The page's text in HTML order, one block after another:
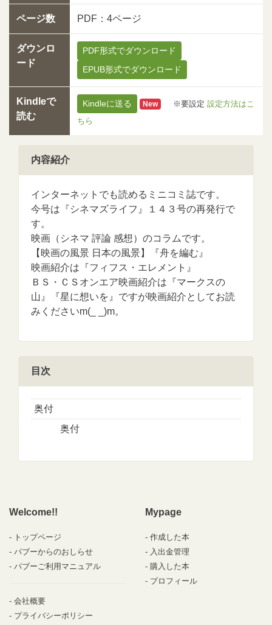
ページ数 PDF：4ページ
ダウンロ
ード
PDF形式でダウンロード
EPUB形式でダウンロード
Kindleで
読む
Kindleに送る New ※要設定 設定方法はこ
ちら
内容紹介
インターネットでも読めるミニコミ誌です。
今号は『シネマズライフ』１４３号の再発行で
す。
映画（シネマ 評論 感想）のコラムです。
【映画の風景 日本の風景】『舟を編む』
映画紹介は『フィフス・エレメント』
ＢＳ・ＣＳオンエア映画紹介は『マークスの
山』『星に想いを』ですが映画紹介としてお読
みくださいm(_ _)m。
目次
奥付
奥付
Welcome!!
トップページ
パブーからのおしらせ
パブーご利用マニュアル
会社概要
プライバシーポリシー
Mypage
作成した本
入出金管理
購入した本
プロフィール